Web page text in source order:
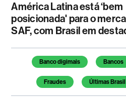
América Latina está ‘bem
posicionada' para o
SAF, com Brasil em
Temas deste artigo
Banco digimais Bancos
Fraudes Últimas Brasil